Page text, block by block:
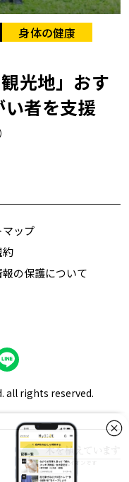
身体の健康
光地」おす
い者を支援
ップ
約
の保護について
all rights reserved.